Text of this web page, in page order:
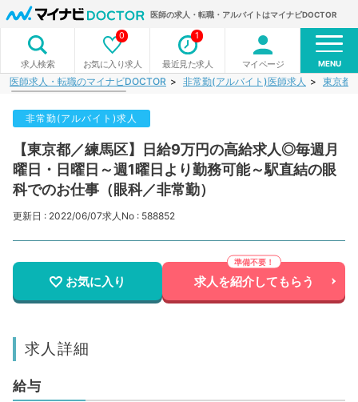
医師の求人・転職・アルバイトはマイナビDOCTOR
求人検索 お気に入り求人
0
最近見た求人
1
マイページ MENU
医師求人・転職のマイナビDOCTOR 非常勤(アルバイト)医師求人 東京都
非常勤(アルバイト)求人
【東京都／練馬区】日給9万円の高給求人◎毎週月
曜日・日曜日～週1曜日より勤務可能～駅直結の眼
科でのお仕事（眼科／非常勤）
更新日 : 2022/06/07求人No : 588852
お気に入り 求人を紹介してもらう
求人詳細
給与